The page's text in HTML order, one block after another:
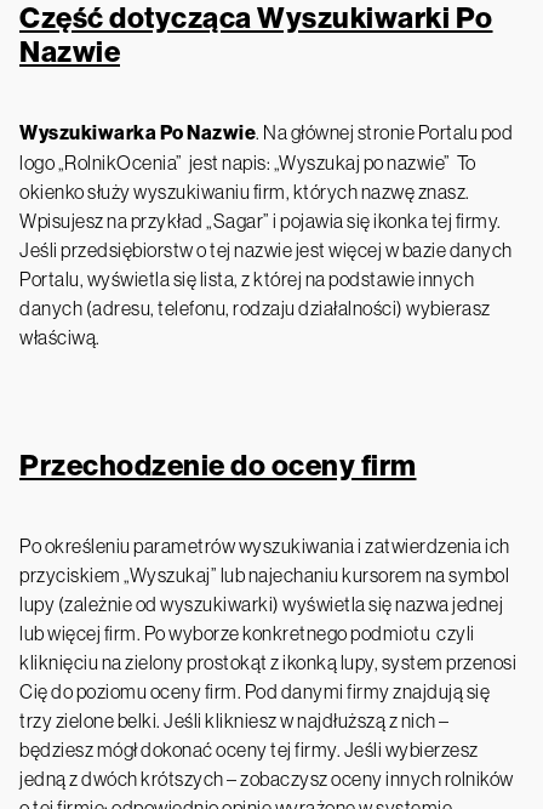
Część dotycząca Wyszukiwarki Po
Nazwie
Wyszukiwarka Po Nazwie. Na głównej stronie Portalu pod
logo „RolnikOcenia” jest napis: „Wyszukaj po nazwie” To
okienko służy wyszukiwaniu firm, których nazwę znasz.
Wpisujesz na przykład „Sagar” i pojawia się ikonka tej firmy.
Jeśli przedsiębiorstw o tej nazwie jest więcej w bazie danych
Portalu, wyświetla się lista, z której na podstawie innych
danych (adresu, telefonu, rodzaju działalności) wybierasz
właściwą.
Przechodzenie do oceny firm
Po określeniu parametrów wyszukiwania i zatwierdzenia ich
przyciskiem „Wyszukaj” lub najechaniu kursorem na symbol
lupy (zależnie od wyszukiwarki) wyświetla się nazwa jednej
lub więcej firm. Po wyborze konkretnego podmiotu czyli
kliknięciu na zielony prostokąt z ikonką lupy, system przenosi
Cię do poziomu oceny firm. Pod danymi firmy znajdują się
trzy zielone belki. Jeśli klikniesz w najdłuższą z nich –
będziesz mógł dokonać oceny tej firmy. Jeśli wybierzesz
jedną z dwóch krótszych – zobaczysz oceny innych rolników